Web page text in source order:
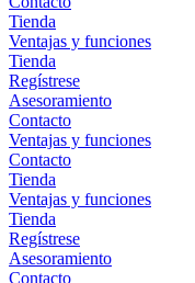
Tienda
Ventajas y funciones
Tienda
Regístrese
Asesoramiento
Contacto
Ventajas y funciones
Contacto
Tienda
Ventajas y funciones
Tienda
Regístrese
Asesoramiento
Contacto